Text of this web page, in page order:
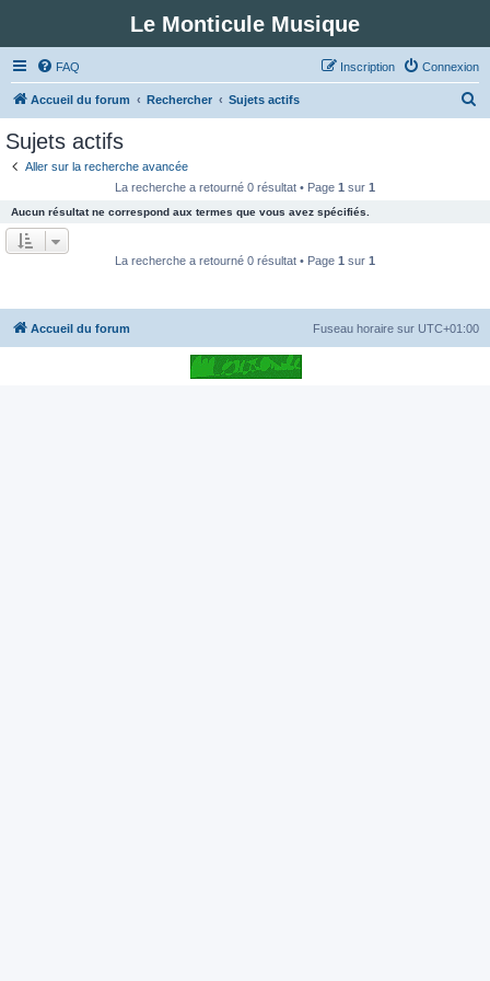
Le Monticule Musique
FAQ Connexion
Inscription
Accueil du forum Rechercher Sujets actifs
e
r
Sujets actifs
Aller sur la recherche avancée
La recherche a retourné 0 résultat • Page 1 sur 1
Aucun résultat ne correspond aux termes que vous avez spécifiés.
La recherche a retourné 0 résultat • Page 1 sur 1
Accueil du forum Fuseau horaire sur UTC+01:00